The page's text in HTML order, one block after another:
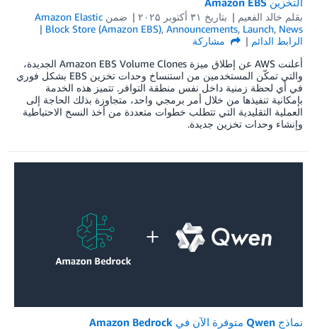
بقلم خالد الفعيم بتاريخ ۳۱ أكتوبر ۲۰۲۵ ضمن Amazon Elastic
Block Store (Amazon EBS), Announcements, Launch, News
الرابط الدائم
مشاركة
أعلنت AWS عن إطلاق ميزة Amazon EBS Volume Clones الجديدة،
والتي تمكّن المستخدمين من استنساخ وحدات تخزين EBS بشكل فوري
في أي لحظة زمنية داخل نفس منطقة التوافر. تتميز هذه الخدمة
بإمكانية تنفيذها من خلال أمر برمجي واحد، متجاوزة بذلك الحاجة إلى
العملية التقليدية التي تتطلب خطوات متعددة من أخذ النسخ الاحتياطية
وإنشاء وحدات تخزين جديدة.
نماذج Qwen متوفرة الآن في Amazon Bedrock